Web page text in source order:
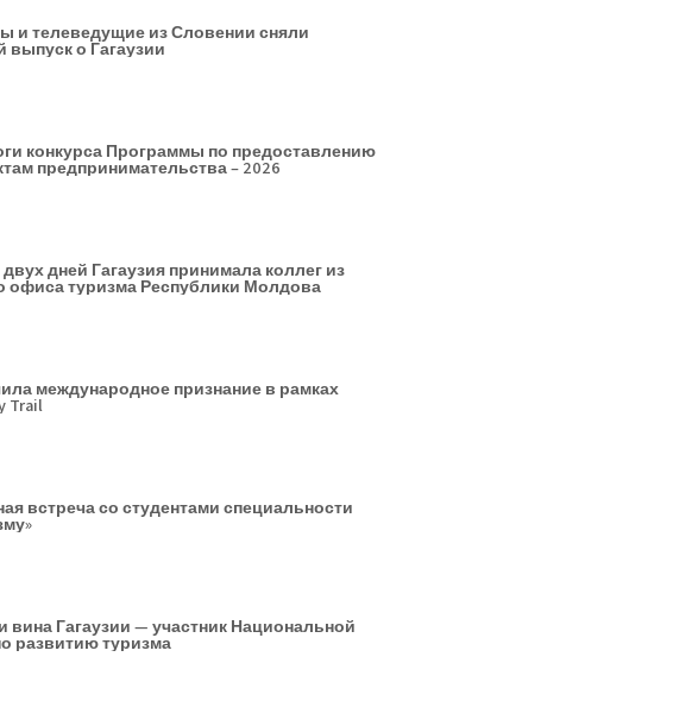
и телеведущие из Словении сняли
выпуск о Гагаузии
конкурса Программы по предоставлению
предпринимательства – 2026
дней Гагаузия принимала коллег из
офиса туризма Республики Молдова
международное признание в рамках
Trail
встреча со студентами специальности
вина Гагаузии — участник Национальной
развитию туризма